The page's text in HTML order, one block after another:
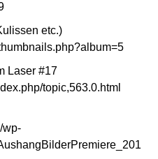
etc.)
Laser #17
topic,563.0.html
wp-